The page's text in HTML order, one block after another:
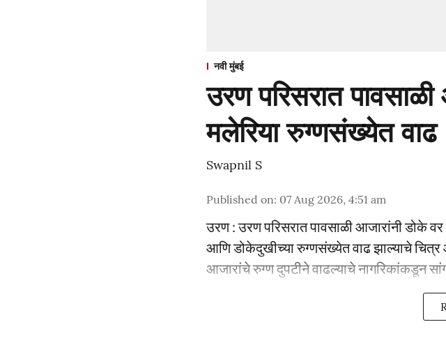
नवी मुंबई
उरण परिसरात पावसाळी
मलेरिया रुग्णसंख्येत वाढ
Swapnil S
Published on: 07 Aug 2026, 4:51 am
उरण : उरण परिसरात पावसाळी आजारांनी डोके
आणि डोकेदुखीच्या रुग्णसंख्येत वाढ झाल्याचे चित्र
आजारांचे रुग्ण दुपटीने वाढल्याचे नागरिकांकडून